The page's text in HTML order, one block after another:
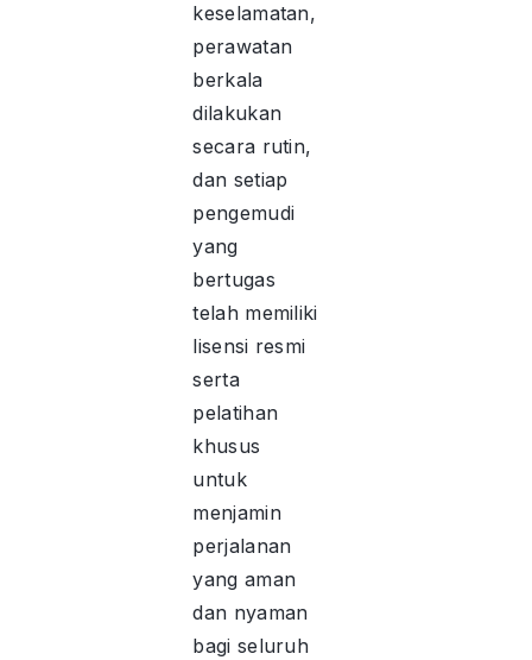
keselamatan,
perawatan
berkala
dilakukan
secara rutin,
dan setiap
pengemudi
yang
bertugas
telah memiliki
lisensi resmi
serta
pelatihan
khusus
untuk
menjamin
perjalanan
yang aman
dan nyaman
bagi seluruh